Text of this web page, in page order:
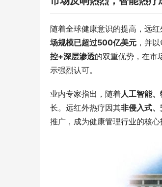
随着全球健康意识的提高，远
场规模已超过500亿美元 ，并
控+深层渗透的双重优势，在市
示强烈认可。
业内专家指出，随着人工智能
长。远红外热疗因其非侵入式
推广，成为健康管理行业的核心